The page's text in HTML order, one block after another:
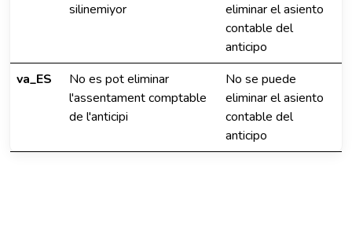
silinemiyor
eliminar el asiento
contable del
anticipo
va_ES
No es pot eliminar
l'assentament comptable
de l'anticipi
No se puede
eliminar el asiento
contable del
anticipo